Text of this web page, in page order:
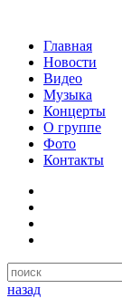
Главная
Новости
Видео
Музыка
Концерты
О группе
Фото
Контакты
назад